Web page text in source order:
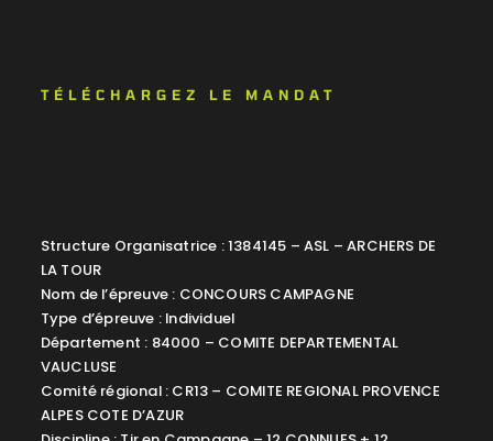
TÉLÉCHARGEZ LE MANDAT
Structure Organisatrice : 1384145 – ASL – ARCHERS DE
LA TOUR
Nom de l’épreuve : CONCOURS CAMPAGNE
Type d’épreuve : Individuel
Département : 84000 – COMITE DEPARTEMENTAL
VAUCLUSE
Comité régional : CR13 – COMITE REGIONAL PROVENCE
ALPES COTE D’AZUR